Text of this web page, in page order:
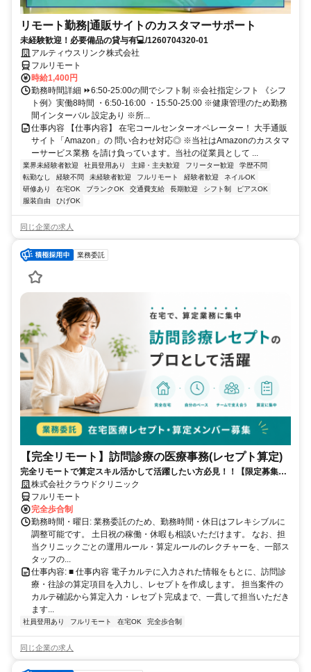
リモート勤務|通販サイトのカスタマーサポート
未経験歓迎！必要備品の貸与有💻/1260704320-01
アルティウスリンク株式会社
フルリモート
時給1,400円
勤務時間詳細 ⏩6:50-25:00の間でシフト制 ※会社指定シフト 《シフ
ト例》実働8時間 ・6:50-16:00 ・15:50-25:00 ※健康管理のため勤務
間インターバル 設定あり ※所...
仕事内容 【仕事内容】 在宅コールセンターオペレーター！ 大手通販
サイト「Amazon」の 問い合わせ対応◎ ※当社はAmazonのカスタマ
ーサービス業務 を請け負っています。当社の従業員として ...
業界未経験者歓迎 社員登用あり 主婦・主夫歓迎 フリーター歓迎
学歴不問
転勤なし
経験不問 未経験者歓迎 フルリモート 経験者歓迎
ネイルOK
研修あり
在宅OK ブランクOK 交通費支給 長期歓迎 シフト制
ピアスOK
服装自由
ひげOK
同じ企業の求人
業務委託
【完全リモート】訪問診療の医療事務(レセプト算定)
完全リモートで算定スキル活かして活躍したい方必見！！【限定募集】
完全リモート｜在宅医療レセプト算定（成果報酬型／業務委託）
株式会社クラウドクリニック
フルリモート
完全歩合制
勤務時間・曜日: 業務委託のため、勤務時間・休日はフレキシブルに
調整可能です。 土日祝の稼働・休暇も相談いただけます。 なお、担
当クリニックごとの運用ルール・算定ルールのレクチャーを、一部ス
タッフの...
仕事内容: ■ 仕事内容 電子カルテに入力された情報をもとに、訪問診
療・往診の算定項目を入力し、レセプトを作成します。 担当案件の
カルテ確認から算定入力・レセプト完成まで、一貫して担当いただき
ます...
社員登用あり フルリモート 在宅OK 完全歩合制
同じ企業の求人